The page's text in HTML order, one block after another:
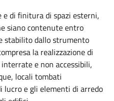
e di finitura di spazi esterni,
siano contenute entro
stabilito dallo strumento
la realizzazione di
e non accessibili,
locali tombati
lucro e gli elementi di arredo